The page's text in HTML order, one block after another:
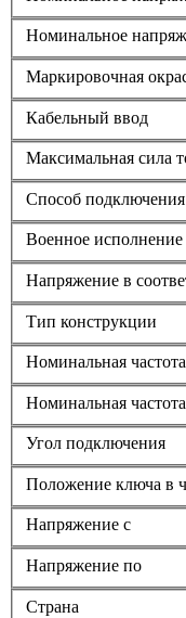
Номинальное
Маркировочная
Кабельный ввод
Максимальная сила
Способ подключения
Военное исполнение
Напряжение в
Тип конструкции
Номинальная
Номинальная
Угол подключения
Положение ключа в
Напряжение с
Напряжение по
Страна